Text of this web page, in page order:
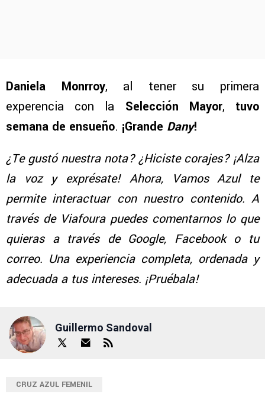
Daniela Monrroy, al tener su primera
experencia con la Selección Mayor, tuvo
semana de ensueño. ¡Grande Dany!
¿Te gustó nuestra nota? ¿Hiciste corajes? ¡Alza
la voz y exprésate! Ahora, Vamos Azul te
permite interactuar con nuestro contenido. A
través de Viafoura puedes comentarnos lo que
quieras a través de Google, Facebook o tu
correo. Una experiencia completa, ordenada y
adecuada a tus intereses. ¡Pruébala!
Guillermo Sandoval
CRUZ AZUL FEMENIL